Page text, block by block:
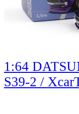
1:64
S39-2 /